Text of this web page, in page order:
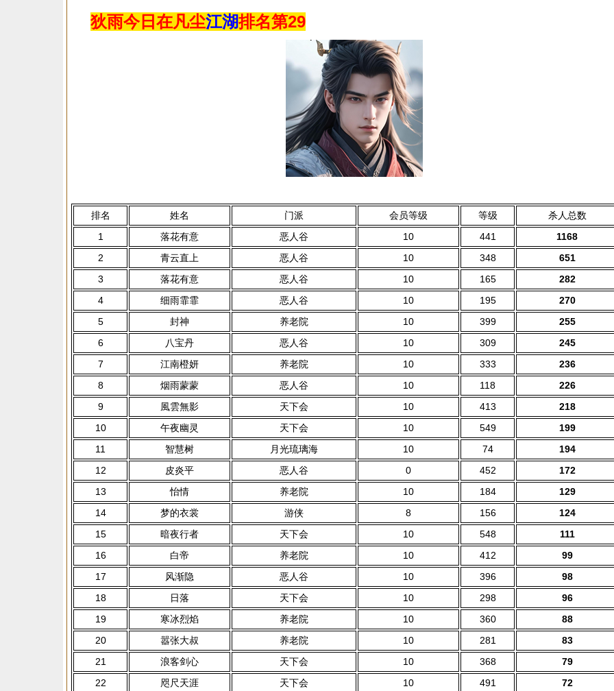
狄雨今日在凡尘江湖排名第29
排名 姓名 门派 会员等级 等级 杀人总数
1
落花有意 恶人谷 10 441 1168
2
青云直上 恶人谷 10 348 651
3
落花有意 恶人谷 10 165 282
4
细雨霏霏 恶人谷 10 195 270
5
封神 养老院 10 399 255
6
八宝丹 恶人谷 10 309 245
7
江南橙妍 养老院 10 333 236
8
烟雨蒙蒙 恶人谷 10 118 226
9
風雲無影 天下会 10 413 218
10
午夜幽灵 天下会 10 549 199
11
智慧树 月光琉璃海 10 74 194
12
皮炎平 恶人谷 0 452 172
13
怡情 养老院 10 184 129
14
梦的衣裳 游侠 8 156 124
15
暗夜行者 天下会 10 548 111
16
白帝 养老院 10 412 99
17
风渐隐 恶人谷 10 396 98
18
日落 天下会 10 298 96
19
寒冰烈焰 养老院 10 360 88
20
嚣张大叔 养老院 10 281 83
21
浪客剑心 天下会 10 368 79
22
咫尺天涯 天下会 10 491 72